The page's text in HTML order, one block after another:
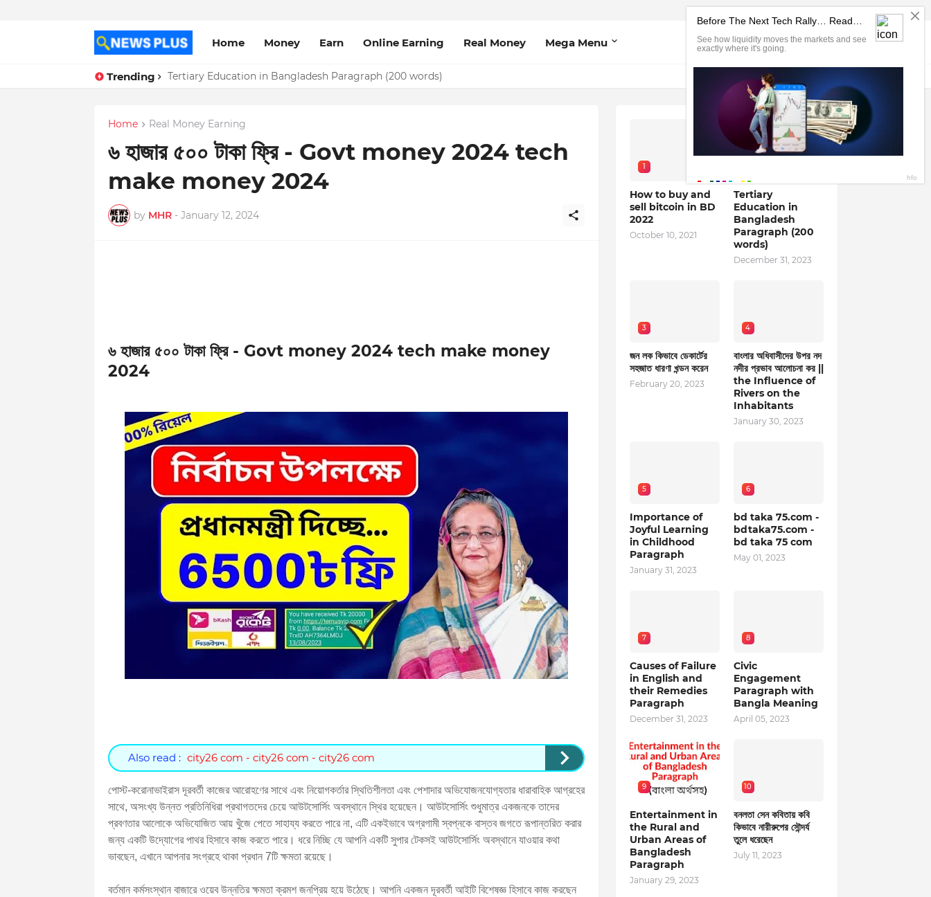
Home Money Earn Online Earning Real Money Mega Menu
Trending Tertiary Education in Bangladesh Paragraph (200 words)
bd taka 75.com - bdtaka75.com - bd taka 75 com
Home Real Money Earning
৬ হাজার ৫০০ টাকা ফ্রি - Govt money 2024 tech
make money 2024
by MHR - January 12, 2024
৬ হাজার ৫০০ টাকা ফ্রি - Govt money 2024 tech make money
2024
Also read : city26 com - city26 com - city26 com
পোস্ট-করোনাভাইরাস দূরবর্তী কাজের আরোহণের সাথে এবং নিয়োগকর্তার স্থিতিশীলতা এবং পেশাদার অভিযোজনযোগ্যতার ধারাবাহিক আগ্রহের
সাথে, অসংখ্য উন্নত প্রতিনিধিরা প্রথাগতদের চেয়ে আউটসোর্সিং অবস্থানে স্থির হয়েছেন। আউটসোর্সিং শুধুমাত্র একজনকে তাদের
প্রবণতার আলোকে অভিযোজিত আয় খুঁজে পেতে সাহায্য করতে পারে না, এটি একইভাবে অগ্রগামী স্বপ্নকে বাস্তব জগতে রূপান্তরিত করার
জন্য একটি উদ্যোগের পাথর হিসাবে কাজ করতে পারে। ধরে নিচ্ছি যে আপনি একটি সুপার টেকসই আউটসোর্সিং অবস্থানে যাওয়ার কথা
ভাবছেন, এখানে আপনার সংগ্রহে থাকা প্রধান 7টি ক্ষমতা রয়েছে।
বর্তমান কর্মসংস্থান বাজারে ওয়েব উন্নতির ক্ষমতা ক্রমশ জনপ্রিয় হয়ে উঠেছে। আপনি একজন দূরবর্তী আইটি বিশেষজ্ঞ হিসাবে কাজ করছেন
1
How to buy and
sell bitcoin in BD
2022
October 10, 2021
Tertiary
Education in
Bangladesh
Paragraph (200
words)
December 31, 2023
3
জন লক কিভাবে ডেকার্টের
সহজাত ধারণা খন্ডন করেন
February 20, 2023
4
বাংলার অধিবাসীদের উপর নদ
নদীর প্রভাব আলোচনা কর ||
the Influence of
Rivers on the
Inhabitants
January 30, 2023
5
Importance of
Joyful Learning
in Childhood
Paragraph
January 31, 2023
6
bd taka 75.com -
bdtaka75.com -
bd taka 75 com
May 01, 2023
7
Causes of Failure
in English and
their Remedies
Paragraph
December 31, 2023
8
Civic
Engagement
Paragraph with
Bangla Meaning
April 05, 2023
9
Entertainment in
the Rural and
Urban Areas of
Bangladesh
Paragraph
January 29, 2023
10
বনলতা সেন কবিতায় কবি
কিভাবে নারীরুপের সৌন্দর্য
তুলে ধরেছেন
July 11, 2023